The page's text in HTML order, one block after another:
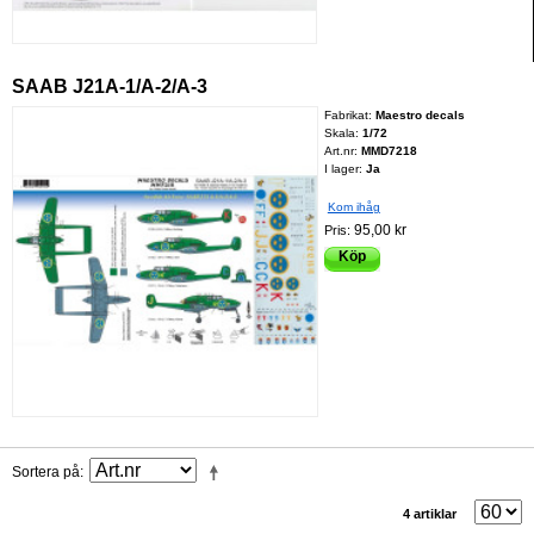
SAAB J21A-1/A-2/A-3
Fabrikat: Maestro decals
Skala: 1/72
Art.nr: MMD7218
I lager: Ja
Kom ihåg
Pris: 95,00 kr
Köp
Sortera på
4 artiklar